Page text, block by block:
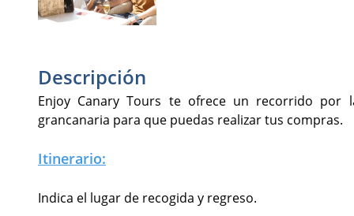
Descripción
Enjoy Canary Tours te ofrece un recorrido por
grancanaria para que puedas realizar tus compras.
Itinerario:
Indica el lugar de recogida y regreso.